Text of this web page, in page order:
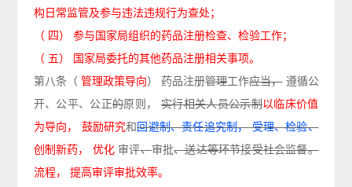
构日常监管及参与违法违规行为查处；
（ 四）
参与国家局组织的药品注册检查、检验工作；
（ 五）
国家局委托的其他药品注册相关事项。
第八条（ 管理政策导向） 药品注册管理工作应当， 遵循公
开、公平、公正的原则， 实行相关人员公示制以临床价值
为导向，
鼓励研究和回避制、责任追究制， 受理、检验、
创制新药，
优化 审评、审批、送达等环节接受社会监督。
流程，
提高审评审批效率。